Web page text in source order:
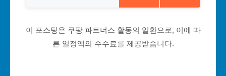
이 포스팅은 쿠팡 파트너스 활동의 일환으로, 이에 따
른 일정액의 수수료를 제공받습니다.